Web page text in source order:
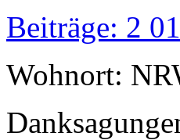
Beiträge: 2
Wohnort: